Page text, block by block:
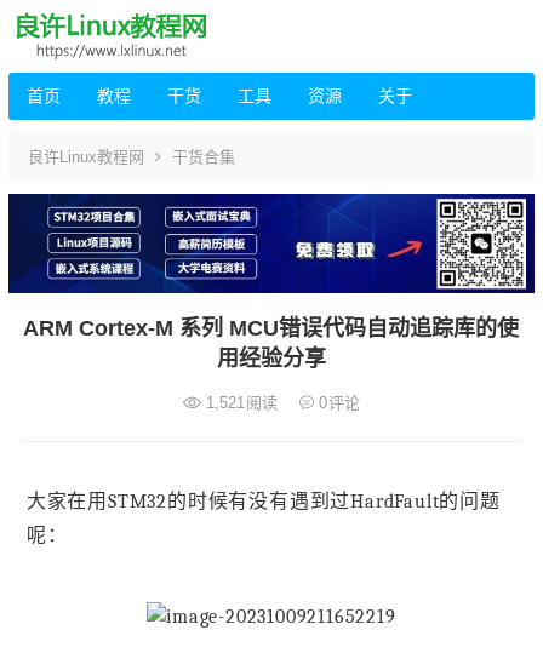
首页 教程 干货 工具 资源 关于
良许Linux教程网 干货合集
ARM Cortex-M 系列 MCU错误代码自动追踪库的使
用经验分享
1,521 阅读 0评论
大家在用STM32的时候有没有遇到过HardFault的问题
呢：